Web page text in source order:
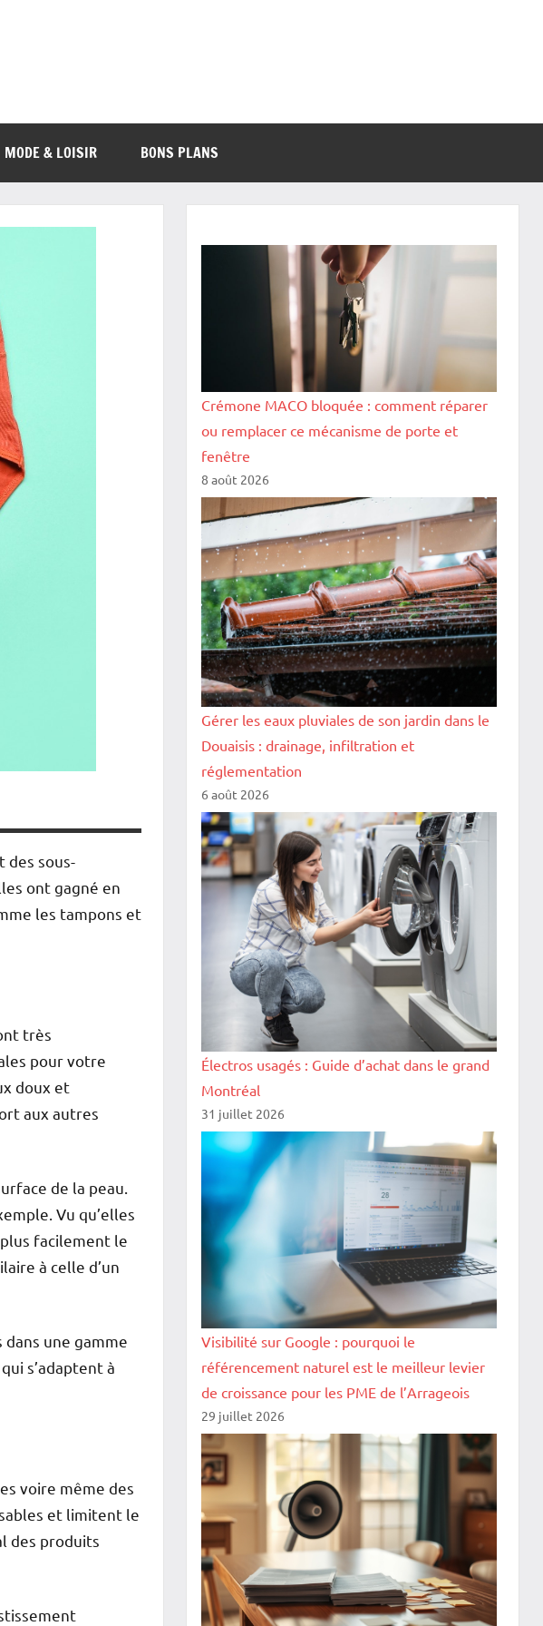
MODE & LOISIR BONS PLANS
des sous-
ont gagné en
les tampons et
très
pour votre
doux et
aux autres
de la peau.
Vu qu’elles
facilement le
à celle d’un
une gamme
s’adaptent à
voire même des
et limitent le
des produits
Crémone MACO bloquée : comment réparer
ou remplacer ce mécanisme de porte et
fenêtre
8 août 2026
Gérer les eaux pluviales de son jardin dans le
Douaisis : drainage, infiltration et
réglementation
6 août 2026
Électros usagés : Guide d’achat dans le grand
Montréal
31 juillet 2026
Visibilité sur Google : pourquoi le
référencement naturel est le meilleur levier
de croissance pour les PME de l’Arrageois
29 juillet 2026